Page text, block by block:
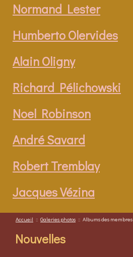
Normand Lester
Humberto Olervides
Alain Oligny
Richard Pélichowski
Noel Robinson
André Savard
Robert Tremblay
Jacques Vézina
Accueil :: Galeries photos :: Albums des membres
Nouvelles